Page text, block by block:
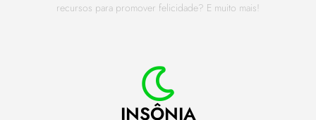
recursos para promover felicidade? E muito mais!
INSÔNIA